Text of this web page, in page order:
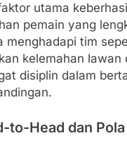
utama
pemain yang
menghadapi tim
kelemahan
disiplin dalam
to-Head dan